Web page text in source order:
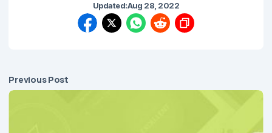
Updated:Aug 28, 2022
Previous Post